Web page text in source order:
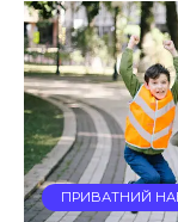
ПРИВАТНИЙ